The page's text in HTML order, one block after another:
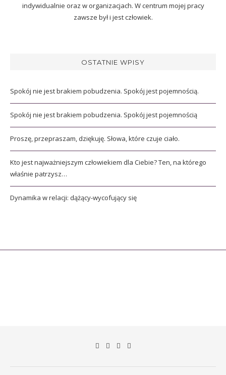
indywidualnie oraz w organizacjach. W centrum mojej pracy
zawsze był i jest człowiek.
OSTATNIE WPISY
Spokój nie jest brakiem pobudzenia. Spokój jest pojemnością.
Spokój nie jest brakiem pobudzenia. Spokój jest pojemnością
Proszę, przepraszam, dziękuję. Słowa, które czuje ciało.
Kto jest najważniejszym człowiekiem dla Ciebie? Ten, na którego
właśnie patrzysz…
Dynamika w relacji: dążący-wycofujący się